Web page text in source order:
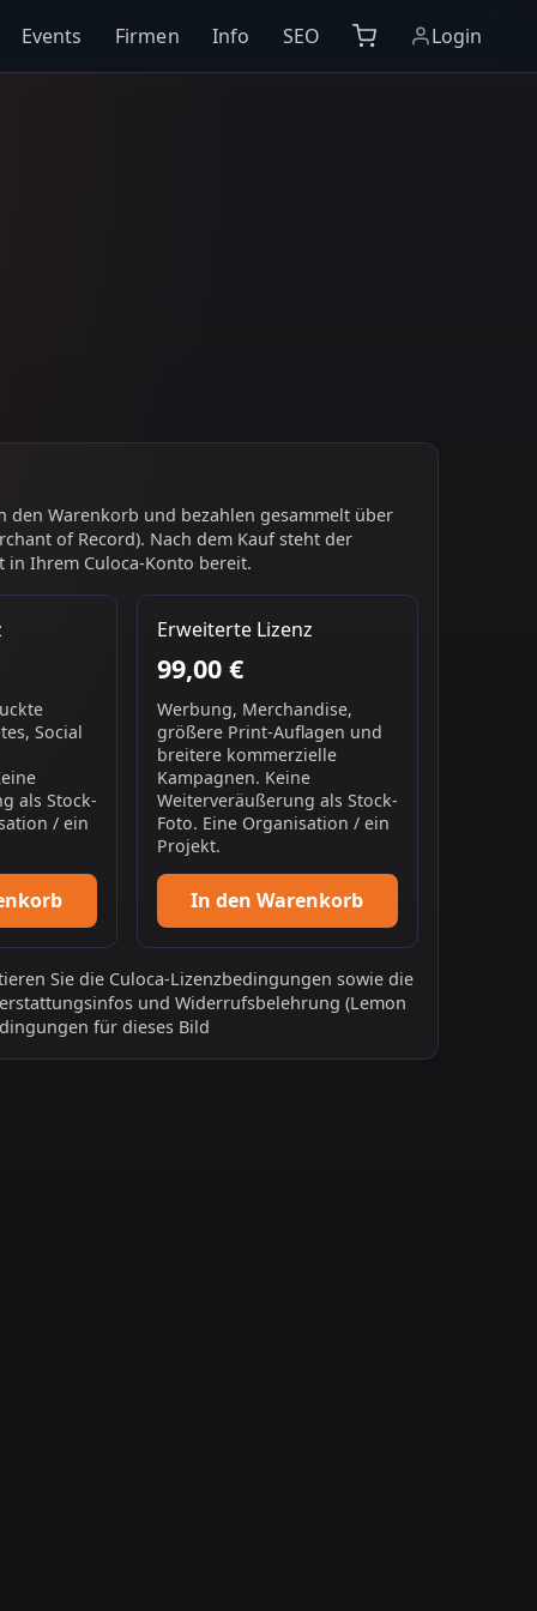
Events Firmen Info SEO Login
den Warenkorb und bezahlen gesammelt über
of Record). Nach dem Kauf steht der
in Ihrem Culoca-Konto bereit.
Social
als Stock-
/ ein
Erweiterte Lizenz
99,00 €
Werbung, Merchandise,
größere Print-Auflagen und
breitere kommerzielle
Kampagnen. Keine
Weiterveräußerung als Stock-
Foto. Eine Organisation / ein
Projekt.
In den Warenkorb
Sie die Culoca-Lizenzbedingungen sowie die
und Widerrufsbelehrung (Lemon
für dieses Bild